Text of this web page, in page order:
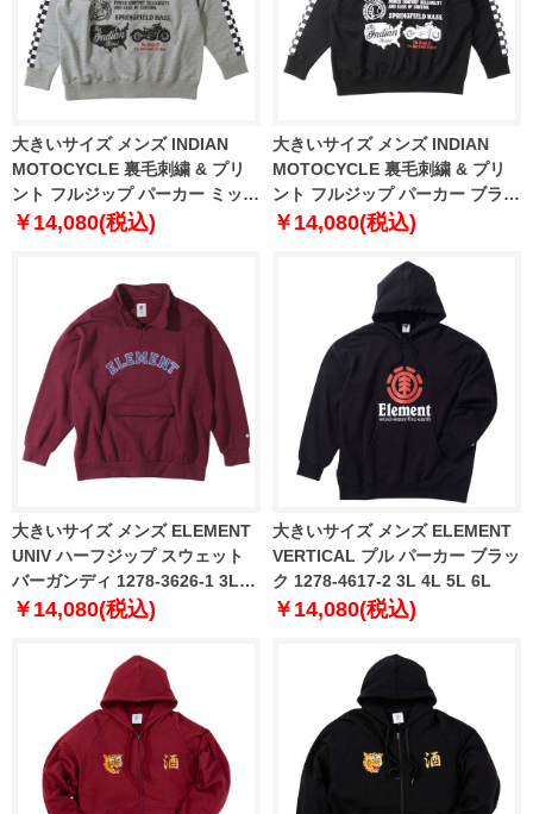
大きいサイズ メンズ INDIAN
MOTOCYCLE 裏毛刺繍 & プリ
ント フルジップ パーカー ミック
スグレー 1278-3346-1 3L 4L 5L
￥14,080(税込)
大きいサイズ メンズ INDIAN
MOTOCYCLE 裏毛刺繍 & プリ
ント フルジップ パーカー ブラッ
ク 1278-3346-2 3L 4L 5L 6L
￥14,080(税込)
大きいサイズ メンズ ELEMENT
UNIV ハーフジップ スウェット
バーガンディ 1278-3626-1 3L
4L 5L 6L
￥14,080(税込)
大きいサイズ メンズ ELEMENT
VERTICAL プル パーカー ブラッ
ク 1278-4617-2 3L 4L 5L 6L
￥14,080(税込)